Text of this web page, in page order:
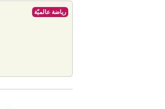
رياضة عالميّة